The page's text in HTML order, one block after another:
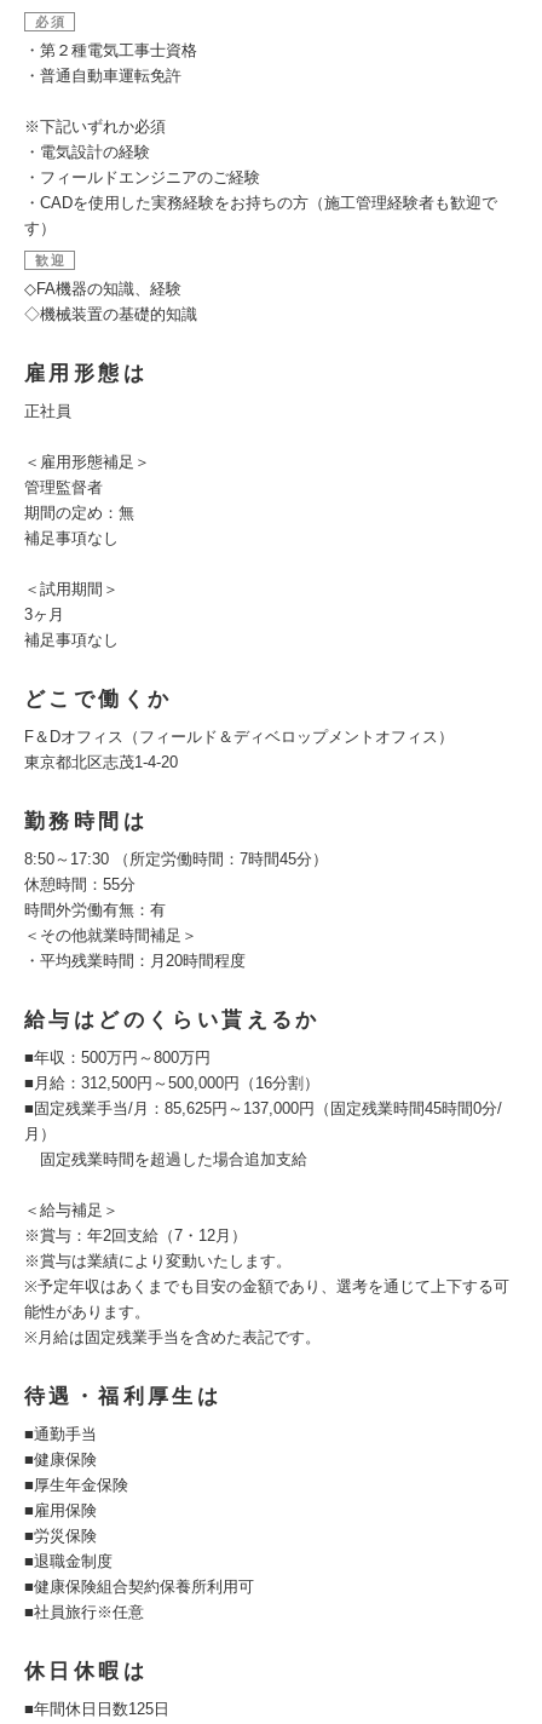
必須
・第２種電気工事士資格
・普通自動車運転免許
※下記いずれか必須
・電気設計の経験
・フィールドエンジニアのご経験
・CADを使用した実務経験をお持ちの方（施工管理経験者も歓迎で
す）
歓迎
◇FA機器の知識、経験
◇機械装置の基礎的知識
雇用形態は
正社員
＜雇用形態補足＞
管理監督者
期間の定め：無
補足事項なし
＜試用期間＞
3ヶ月
補足事項なし
どこで働くか
F＆Dオフィス（フィールド＆ディベロップメントオフィス）
東京都北区志茂1-4-20
勤務時間は
8:50～17:30 （所定労働時間：7時間45分）
休憩時間：55分
時間外労働有無：有
＜その他就業時間補足＞
・平均残業時間：月20時間程度
給与はどのくらい貰えるか
■年収：500万円～800万円
■月給：312,500円～500,000円（16分割）
■固定残業手当/月：85,625円～137,000円（固定残業時間45時間0分/
月）
固定残業時間を超過した場合追加支給
＜給与補足＞
※賞与：年2回支給（7・12月）
※賞与は業績により変動いたします。
※予定年収はあくまでも目安の金額であり、選考を通じて上下する可
能性があります。
※月給は固定残業手当を含めた表記です。
待遇・福利厚生は
■通勤手当
■健康保険
■厚生年金保険
■雇用保険
■労災保険
■退職金制度
■健康保険組合契約保養所利用可
■社員旅行※任意
休日休暇は
■年間休日日数125日